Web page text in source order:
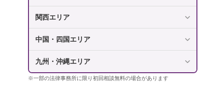
関西エリア
中国・四国エリア
九州・沖縄エリア
※一部の法律事務所に限り初回相談無料の場合があります